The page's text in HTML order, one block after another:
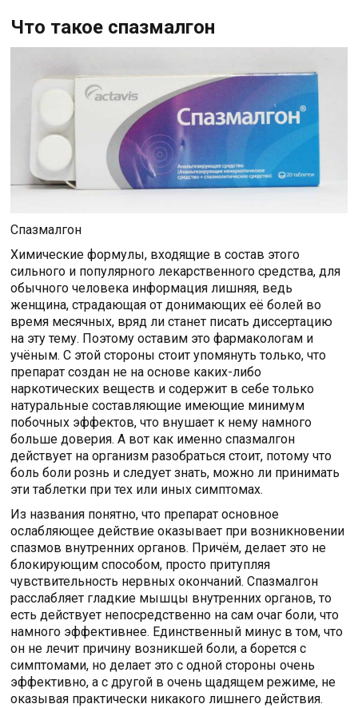
Что такое спазмалгон
Спазмалгон
Химические формулы, входящие в состав этого
сильного и популярного лекарственного средства, для
обычного человека информация лишняя, ведь
женщина, страдающая от донимающих её болей во
время месячных, вряд ли станет писать диссертацию
на эту тему. Поэтому оставим это фармакологам и
учёным. С этой стороны стоит упомянуть только, что
препарат создан не на основе каких-либо
наркотических веществ и содержит в себе только
натуральные составляющие имеющие минимум
побочных эффектов, что внушает к нему намного
больше доверия. А вот как именно спазмалгон
действует на организм разобраться стоит, потому что
боль боли рознь и следует знать, можно ли принимать
эти таблетки при тех или иных симптомах.
Из названия понятно, что препарат основное
ослабляющее действие оказывает при возникновении
спазмов внутренних органов. Причём, делает это не
блокирующим способом, просто притупляя
чувствительность нервных окончаний. Спазмалгон
расслабляет гладкие мышцы внутренних органов, то
есть действует непосредственно на сам очаг боли, что
намного эффективнее. Единственный минус в том, что
он не лечит причину возникшей боли, а борется с
симптомами, но делает это с одной стороны очень
эффективно, а с другой в очень щадящем режиме, не
оказывая практически никакого лишнего действия.